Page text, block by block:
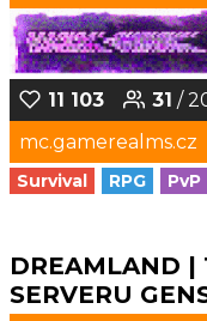
11 103 31 /
mc.gamerealms.cz
Survival RPG PvP
DREAMLAND |
SERVERU